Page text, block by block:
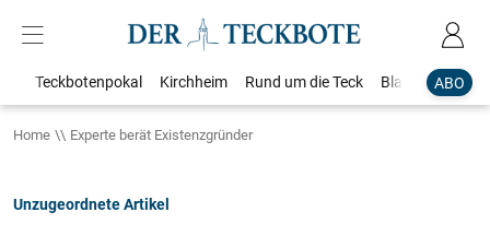
ABO
Teckbotenpokal Kirchheim Rund um die Teck Blaulicht
Home Experte berät Existenzgründer
Unzugeordnete Artikel